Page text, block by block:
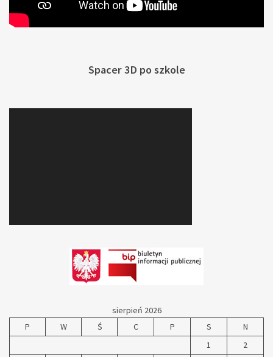
Spacer 3D po szkole
sierpień 2026
P
W Ś C P S
N
1
2